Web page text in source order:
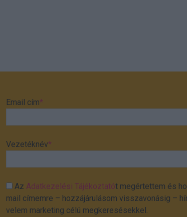
Email cím*
Vezetéknév*
AzAdatkezelési Tájékoztatót megértettem és
mail címemre – hozzájárulásom visszavonásig –
velem marketing célú megkeresésekkel.